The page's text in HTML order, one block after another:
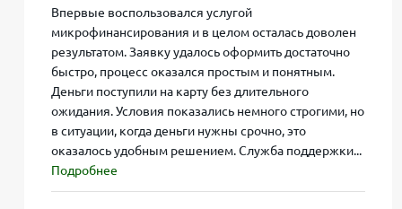
кредите (займе)». Заявка направляется в
подписываете договор цифровой подписью (SMS-
минут.
Как подать заявку в
Аналогичная процедура: нужно
При первой заявке зачастую доступна
Впервые воспользовался услугой
микрофинансирования и в целом осталась доволен
результатом. Заявку удалось оформить достаточно
быстро, процесс оказался простым и понятным.
Деньги поступили на карту без длительного
ожидания. Условия показались немного строгими, но
в ситуации, когда деньги нужны срочно, это
оказалось удобным решением. Служба поддержки...
Подробнее